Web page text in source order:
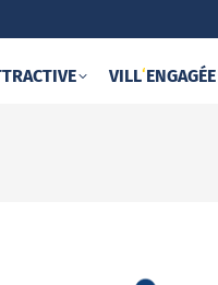
VILL‘ENGAGÉE